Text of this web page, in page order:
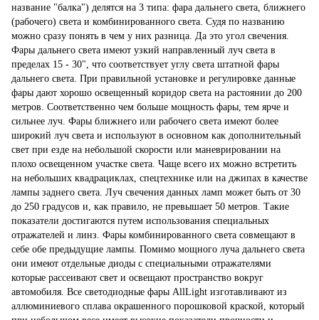
название "балка") делятся на 3 типа: фара дальнего света, ближнего
(рабочего) света и комбинированного света. Судя по названию
можно сразу понять в чем у них разница. Да это угол свечения.
Фары дальнего света имеют узкий направленный луч света в
пределах 15 - 30", что соответствует углу света штатной фары
дальнего света. При правильной установке и регулировке данные
фары дают хорошо освещенный коридор света на растоянии до 200
метров. Соответственно чем больше мощность фары, тем ярче и
сильнее луч. Фары ближнего или рабочего света имеют более
широкий луч света и используют в основном как дополнительный
свет при езде на небольшой скорости или маневрировании на
плохо освещенном участке света. Чаще всего их можно встретить
на небольших квадрациклах, спецтехнике или на джипах в качестве
лампы заднего света. Луч свечения данных ламп может быть от 30
до 250 градусов и, как правило, не превышает 50 метров. Такие
показатели достигаются путем использования специальных
отражателей и линз. Фары комбинированного света совмещают в
себе обе предыдущие лампы. Помимо мощного луча дальнего света
они имеют отдельные диоды с специальными отражателями
которые рассеивают свет и освещают пространство вокруг
автомобиля. Все светодиодные фары AllLight изготавливают из
аллюминиевого сплава окрашенного порошковой краской, который